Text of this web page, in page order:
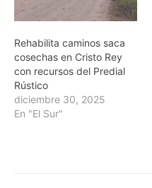
Rehabilita caminos saca
cosechas en Cristo Rey
con recursos del Predial
Rústico
diciembre 30, 2025
En "El Sur"